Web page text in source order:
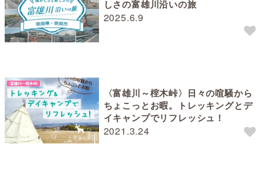
2025.6.9
しさの富雄川沿いの旅
2021.3.24
〈富雄川～榁木峠〉日々の喧騒から
ちょこっとお暇。トレッキングとデ
イキャンプでリフレッシュ！